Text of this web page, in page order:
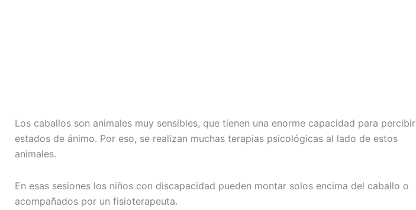
Los caballos son animales muy sensibles, que tienen una enorme capacidad para percibir
estados de ánimo. Por eso, se realizan muchas terapias psicológicas al lado de estos
animales.
En esas sesiones los niños con discapacidad pueden montar solos encima del caballo o
acompañados por un fisioterapeuta.